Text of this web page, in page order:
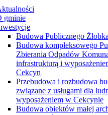
gminie
Budowa Publicznego
Budowa kompleksowego
Zbierania Odpadów
infrastrukturą i
Cekcyn
Przebudowa i rozbudowa
związane z usługami dla
wyposażeniem w Cekcynie
Budowa obiektów małej